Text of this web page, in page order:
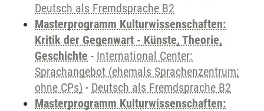
Deutsch als Fremdsprache B2
Masterprogramm Kulturwissenschaften:
Kritik der Gegenwart - Künste, Theorie,
Geschichte - International Center:
Sprachangebot (ehemals Sprachenzentrum;
ohne CPs) - Deutsch als Fremdsprache B2
Masterprogramm Kulturwissenschaften: